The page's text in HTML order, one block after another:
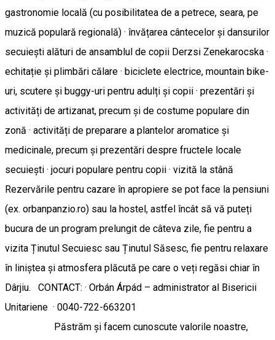
gastronomie locală (cu posibilitatea de a petrece, seara, pe
muzică populară regională) · învățarea cântecelor și dansurilor
secuiești alături de ansamblul de copii Derzsi Zenekarocska ·
echitație și plimbări călare · biciclete electrice, mountain bike-
uri, scutere și buggy-uri pentru adulți și copii · prezentări și
activități de artizanat, precum și de costume populare din
zonă · activități de preparare a plantelor aromatice și
medicinale, precum și prezentări despre fructele locale
secuiești · jocuri populare pentru copii · vizită la stână
Rezervările pentru cazare în apropiere se pot face la pensiuni
(ex. orbanpanzio.ro) sau la hostel, astfel încât să vă puteți
bucura de un program prelungit de câteva zile, fie pentru a
vizita Ținutul Secuiesc sau Ținutul Săsesc, fie pentru relaxare
în liniștea și atmosfera plăcută pe care o veți regăsi chiar în
Dârjiu. CONTACT: · Orbán Árpád – administrator al Bisericii
Unitariene · 0040-722-663201
Păstrăm și facem cunoscute valorile noastre,